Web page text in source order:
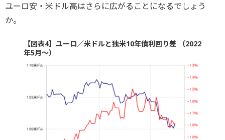
ユーロ安・米ドル高はさらに広がることになるでしょう
か。
【図表4】ユーロ／米ドルと独米10年債利回り差 （2022
年5月～）